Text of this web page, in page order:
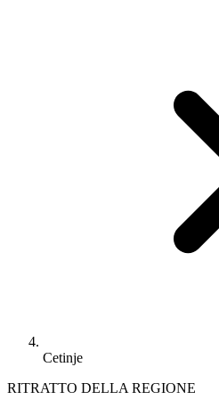
Cetinje
RITRATTO DELLA REGIONE